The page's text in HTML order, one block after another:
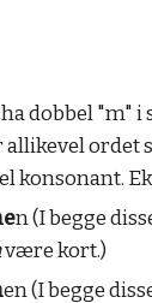
dobbel "m" i
ordet
konsonant.
n (I begge
være kort.)
en(I begge